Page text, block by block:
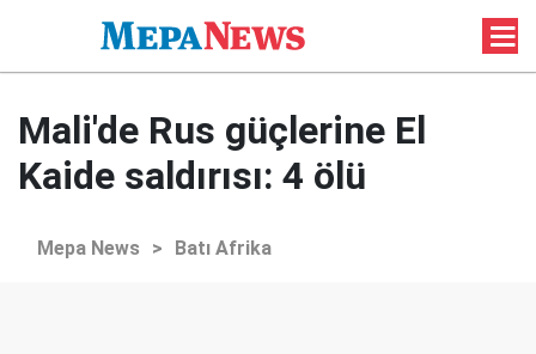
Mali'de Rus güçlerine El
Kaide saldırısı: 4 ölü
Mepa News > Batı Afrika